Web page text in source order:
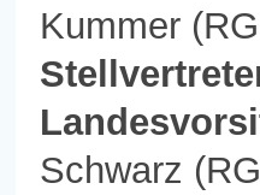
Kummer
Schwarz